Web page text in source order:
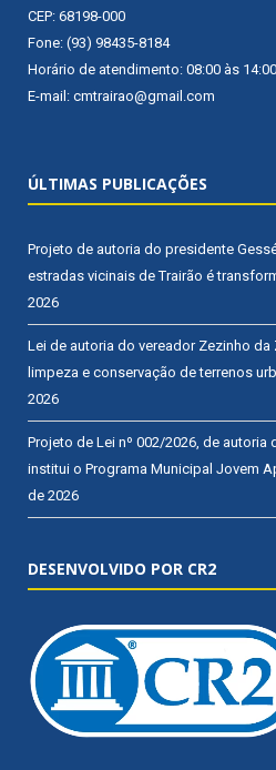
CEP: 68198-000
Fone: (93) 98435-8184
Horário de atendimento: 08:00 às 14:00
E-mail: cmtrairao@gmail.com
ÚLTIMAS PUBLICAÇÕES
Projeto de autoria do presidente
estradas vicinais de Trairão é
2026
Lei de autoria do vereador Zezinho
limpeza e conservação de terrenos
2026
Projeto de Lei nº 002/2026, de
institui o Programa Municipal Jovem
de 2026
DESENVOLVIDO POR CR2